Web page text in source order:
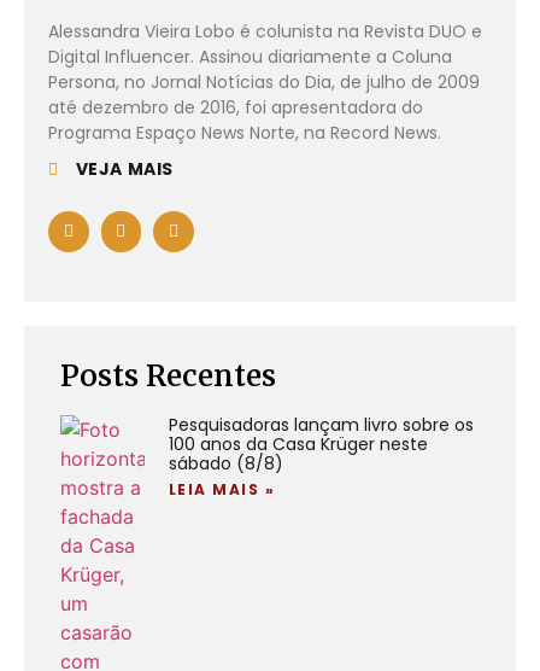
Alessandra Vieira Lobo é colunista na Revista DUO e
Digital Influencer. Assinou diariamente a Coluna
Persona, no Jornal Notícias do Dia, de julho de 2009
até dezembro de 2016, foi apresentadora do
Programa Espaço News Norte, na Record News.
VEJA MAIS
Posts Recentes
Pesquisadoras lançam livro sobre os
100 anos da Casa Krüger neste
sábado (8/8)
LEIA MAIS »